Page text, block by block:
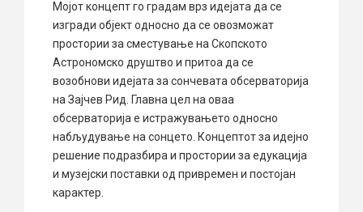
Мојот концепт го градам врз идејата да се
изгради објект односно да се овозможат
простории за сместување на Скопското
Астрономско друштво и притоа да се
возобнови идејата за сончевата обсерваторија
на Зајчев Рид. Главна цел на оваа
обсерваторија е истражувањето односно
набљудување на сонцето. Концептот за идејно
решение подразбира и простории за едукација
и музејски поставки од привремен и постојан
карактер.